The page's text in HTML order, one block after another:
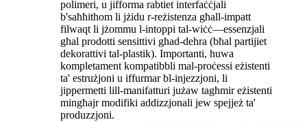
polimeri, u jifforma rabtiet interfaċċjali
b'saħħithom li jżidu r-reżistenza għall-impatt
filwaqt li jżommu l-intoppi tal-wiċċ—essenzjali
għal prodotti sensittivi għad-dehra (bħal partijiet
dekorattivi tal-plastik). Importanti, huwa
kompletament kompatibbli mal-proċessi eżistenti
ta' estrużjoni u iffurmar bl-injezzjoni, li
jippermetti lill-manifatturi jużaw tagħmir eżistenti
mingħajr modifiki addizzjonali jew spejjeż ta'
produzzjoni.